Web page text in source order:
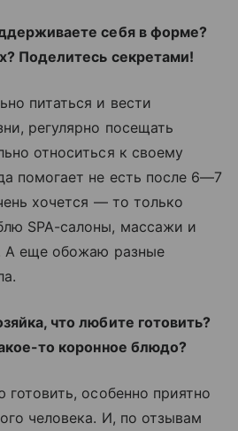
себя в форме?
Поделитесь секретами!
питаться и вести
регулярно посещать
относиться к своему
помогает не есть после 6—7
хочется — то только
SPA-салоны, массажи и
А еще обожаю разные
что любите готовить?
то коронное блюдо?
особенно приятно
человека. И, по отзывам